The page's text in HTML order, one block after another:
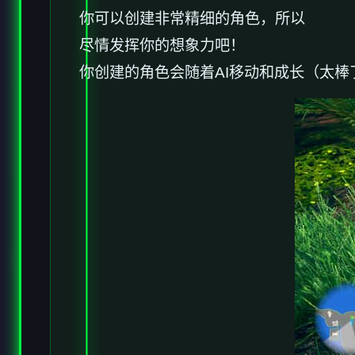
你可以创建非常精细的角色，所以
尽情发挥你的想象力吧！
你创建的角色会随着AI移动和成长（太棒